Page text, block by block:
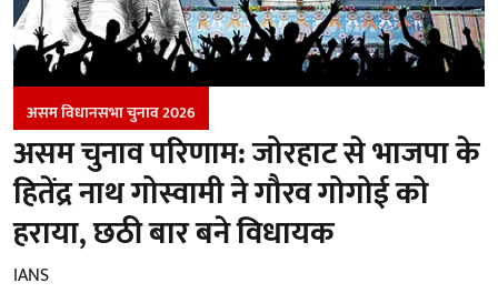
असम विधानसभा चुनाव 2026
असम चुनाव परिणाम: जोरहाट से भाजपा के
हितेंद्र नाथ गोस्वामी ने गौरव गोगोई को
हराया, छठी बार बने विधायक
IANS